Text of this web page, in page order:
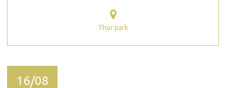
Thor park
16/08